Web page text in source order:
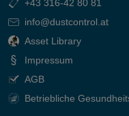
+43 316-42 80 81
info@dustcontrol.at
Asset Library
Impressum
AGB
Betriebliche